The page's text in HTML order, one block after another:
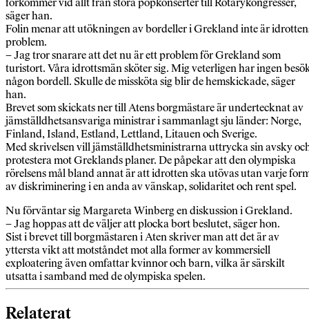
förkommer vid allt från stora popkonserter till Rotarykongresser,
säger han.
Folin menar att utökningen av bordeller i Grekland inte är
problem.
– Jag tror snarare att det nu är ett problem för Grekland som
turistort. Våra idrottsmän sköter sig. Mig veterligen har ingen
någon bordell. Skulle de missköta sig blir de hemskickade, säger
han.
Brevet som skickats ner till Atens borgmästare är undertecknat av
jämställdhetsansvariga ministrar i sammanlagt sju länder: Norge,
Finland, Island, Estland, Lettland, Litauen och Sverige.
Med skrivelsen vill jämställdhetsministrarna uttrycka sin avsky
protestera mot Greklands planer. De påpekar att den olympiska
rörelsens mål bland annat är att idrotten ska utövas utan varje
av diskriminering i en anda av vänskap, solidaritet och rent spel.
Nu förväntar sig Margareta Winberg en diskussion i Grekland.
– Jag hoppas att de väljer att plocka bort beslutet, säger hon.
Sist i brevet till borgmästaren i Aten skriver man att det är av
yttersta vikt att motståndet mot alla former av kommersiell
exploatering även omfattar kvinnor och barn, vilka är särskilt
utsatta i samband med de olympiska spelen.
Relaterat